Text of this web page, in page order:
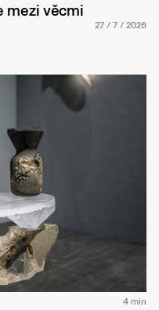
mezi věcmi
27 / 7 / 2026
4 min